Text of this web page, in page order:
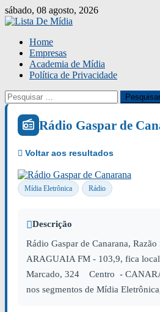
Skip
to
sábado, 08 agosto, 2026
Home
Empresas
Academia de Mídia
Política de Privacidade
Pesquisar
por:
Rádio Gaspar de
Mídia Eletrônica Rádio
Descrição
Rádio Gaspar de Canarana,
ARAGUAIA FM - 103,9, fica
Marcado, 324 Centro -
nos segmentos de Mídia